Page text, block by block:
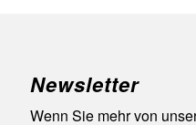
Newsletter
Wenn Sie mehr von